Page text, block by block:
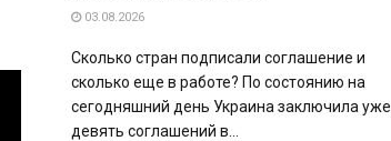
03.08.2026
Сколько стран подписали соглашение и
сколько еще в работе? По состоянию на
сегодняшний день Украина заключила уже
девять соглашений в...